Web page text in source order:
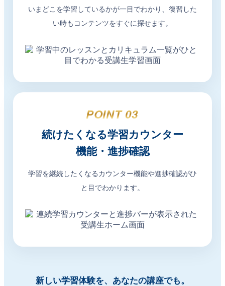
いまどこを学習しているかが一目でわかり、復習した
い時もコンテンツをすぐに探せます。
POINT 03
続けたくなる学習カウンター
機能・進捗確認
学習を継続したくなるカウンター機能や進捗確認がひ
と目でわかります。
新しい学習体験を、あなたの講座でも。